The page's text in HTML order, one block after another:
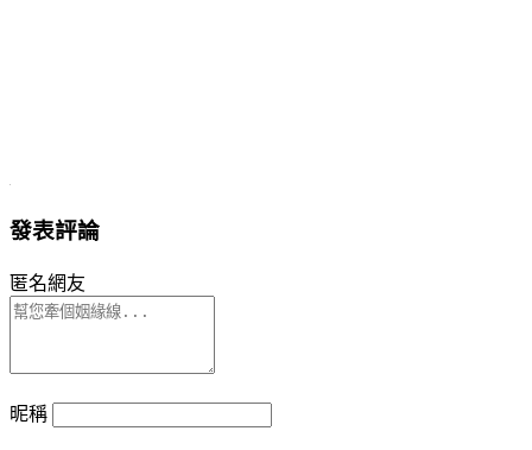
發表評論
匿名網友
昵稱